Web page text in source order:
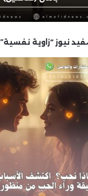
نيوز “زاوية نفسية”